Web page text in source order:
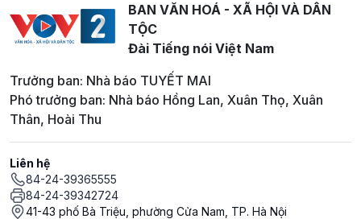
BAN VĂN HOÁ - XÃ HỘI VÀ DÂN
TỘC
Đài Tiếng nói Việt Nam
Trưởng ban: Nhà báo TUYẾT MAI
Phó trưởng ban: Nhà báo Hồng Lan, Xuân Thọ, Xuân
Thân, Hoài Thu
Liên hệ
84-24-39365555
84-24-39342724
41-43 phố Bà Triệu, phường Cửa Nam, TP. Hà Nội